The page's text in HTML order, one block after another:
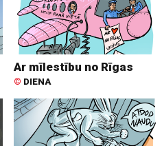
Ar mīlestību no Rīgas
© DIENA